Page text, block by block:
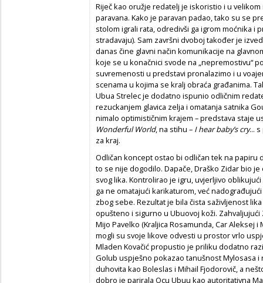
Riječ kao oružje redatelj je iskoristio i u
paravana. Kako je paravan padao, tako su se
stolom igrali rata, odredivši ga igrom moćnika i
stradavaju). Sam završni dvoboj također je
danas čine glavni način komunikacije na
koje se u konačnici svode na „nepremostivu“
suvremenosti u predstavi pronalazimo i u
scenama u kojima se kralj obraća građanima.
Ubua Strelec je dodatno ispunio odličnim
rezuckanjem glavica zelja i omatanja satnika
nimalo optimističnim krajem – predstava staje
Wonderful World, na stihu – I hear baby’s cry...
za kraj.
Odličan koncept ostao bi odličan tek na papiru
to se nije dogodilo. Dapače, Draško Zidar bio
svog lika. Kontrolirao je igru, uvjerljivo
ga ne omatajući karikaturom, već
zbog sebe. Rezultat je bila čista saživljenost
opušteno i sigurno u Ubuovoj koži.
Mijo Pavelko (Kraljica Rosamunda, Car Aleksej
mogli su svoje likove odvesti u prostor vrlo
Mladen Kovačić propustio je priliku dodatno
Golub uspješno pokazao tanušnost Mylosasa
duhovita kao Boleslas i Mihail Fjodorovič, a
dobro je parirala Ocu Ubuu kao autoritativna